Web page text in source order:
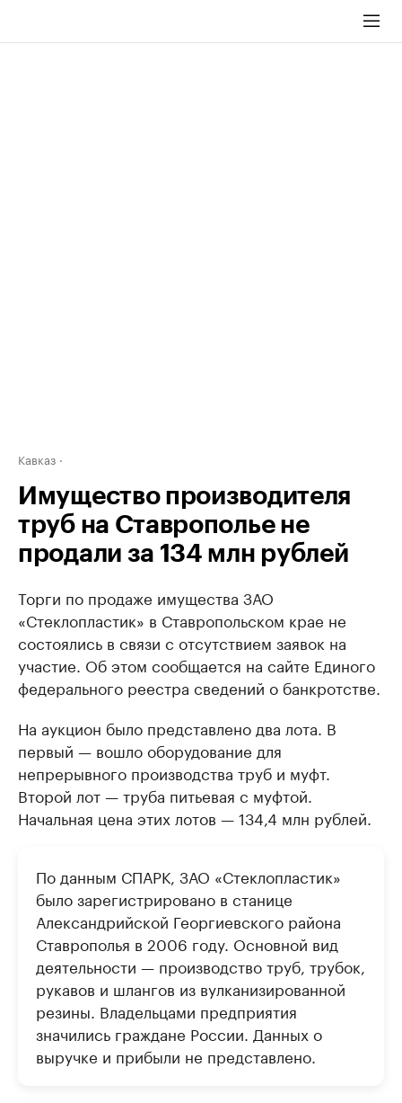
Кавказ
Имущество производителя
труб на Ставрополье не
продали за 134 млн рублей
Торги по продаже имущества ЗАО
«Стеклопластик» в Ставропольском крае не
состоялись в связи с отсутствием заявок на
участие. Об этом сообщается на сайте Единого
федерального реестра сведений о банкротстве.
На аукцион было представлено два лота. В
первый — вошло оборудование для
непрерывного производства труб и муфт.
Второй лот — труба питьевая с муфтой.
Начальная цена этих лотов — 134,4 млн рублей.
По данным СПАРК, ЗАО «Стеклопластик»
было зарегистрировано в станице
Александрийской Георгиевского района
Ставрополья в 2006 году. Основной вид
деятельности — производство труб, трубок,
рукавов и шлангов из вулканизированной
резины. Владельцами предприятия
значились граждане России. Данных о
выручке и прибыли не представлено.